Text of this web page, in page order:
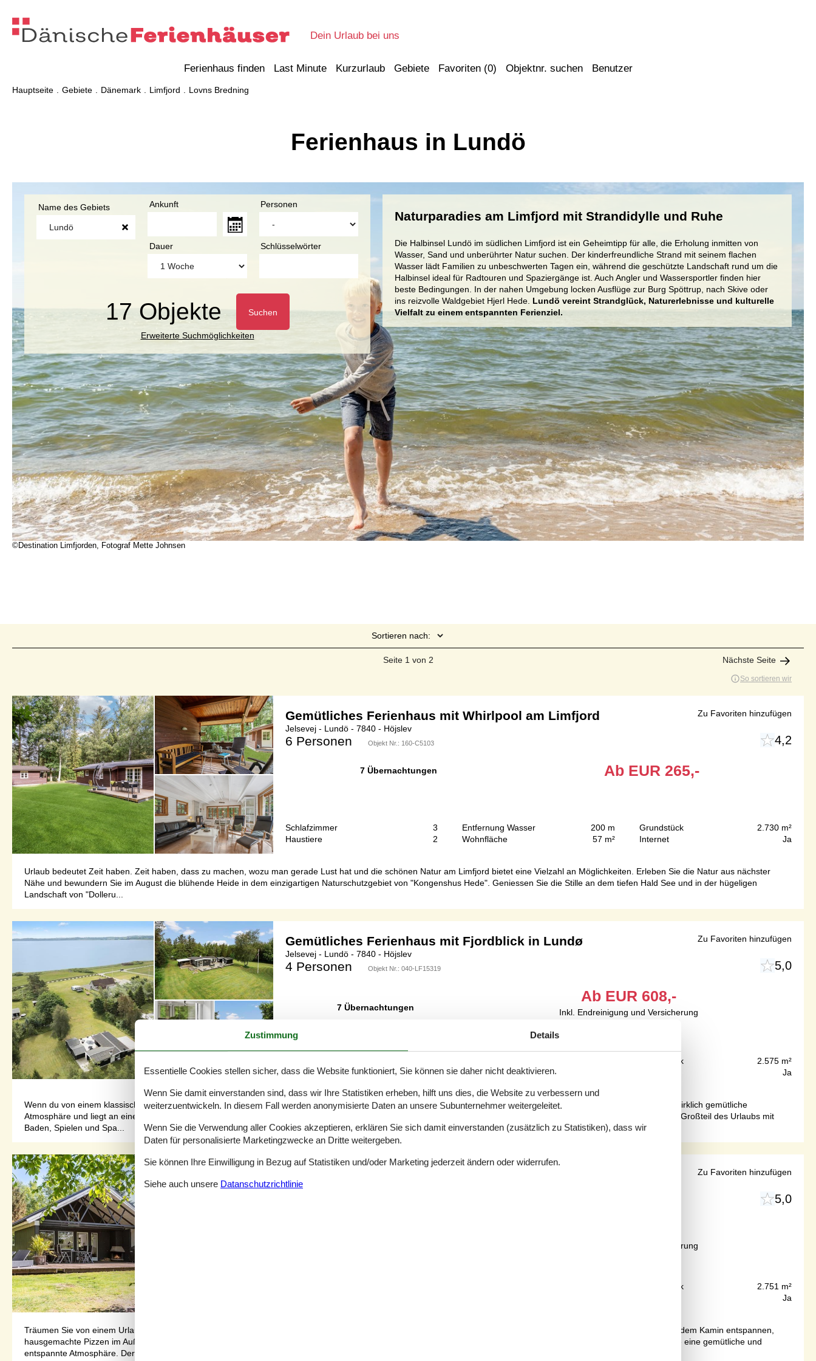
Dein Urlaub bei uns
Ferienhaus finden Last Minute Kurzurlaub Gebiete Favoriten (0) Objektnr. suchen Benutzer
Hauptseite Gebiete Dänemark Limfjord Lovns Bredning
Ferienhaus in Lundö
Naturparadies am Limfjord mit Strandidylle und Ruhe
Die Halbinsel Lundö im südlichen Limfjord ist ein Geheimtipp für alle, die Erholung inmitten von
Wasser, Sand und unberührter Natur suchen. Der kinderfreundliche Strand mit seinem flachen
Wasser lädt Familien zu unbeschwerten Tagen ein, während die geschützte Landschaft rund um die
Halbinsel ideal für Radtouren und Spaziergänge ist. Auch Angler und Wassersportler finden hier
beste Bedingungen. In der nahen Umgebung locken Ausflüge zur Burg Spöttrup, nach Skive oder
ins reizvolle Waldgebiet Hjerl Hede. Lundö vereint Strandglück, Naturerlebnisse und kulturelle
Vielfalt zu einem entspannten Ferienziel.
Name des Gebiets Ankunft
Dauer
Personen
Schlüsselwörter
17 Objekte Suchen
Erweiterte Suchmöglichkeiten
©Destination Limfjorden, Fotograf Mette Johnsen
Sortieren nach:
Seite 1 von 2 Nächste Seite
So sortieren wir
Gemütliches Ferienhaus mit Whirlpool am Limfjord
Jelsevej - Lundö - 7840 - Höjslev
6 Personen Objekt Nr.: 160-C5103 4,2
7 Übernachtungen Ab EUR 265,-
Schlafzimmer
3
Haustiere
2
Entfernung Wasser
200 m
Wohnfläche
57 m²
Grundstück
2.730 m²
Internet
Ja
Urlaub bedeutet Zeit haben. Zeit haben, dass zu machen, wozu man gerade Lust hat und die schönen Natur am Limfjord bietet eine Vielzahl an Möglichkeiten. Erleben Sie die Natur aus nächster
Nähe und bewundern Sie im August die blühende Heide in dem einzigartigen Naturschutzgebiet von "Kongenshus Hede". Geniessen Sie die Stille an dem tiefen Hald See und in der hügeligen
Landschaft von "Dolleru...
Zu Favoriten hinzufügen
Gemütliches Ferienhaus mit Fjordblick in Lundø
Jelsevej - Lundö - 7840 - Höjslev
4 Personen Objekt Nr.: 040-LF15319 5,0
7 Übernachtungen
Ab EUR 608,-
Inkl. Endreinigung und Versicherung
Haustiere
2
Wohnfläche
Grundstück
2.575 m²
Ja
Wenn du von einem klassischen Ferienhausurlaub an der dänischen Küste träumst, solltest du dir unbedingt Jelsevej 319 ansehen. Dieses charmante Holzhaus hat eine wirklich gemütliche
Atmosphäre und liegt an einer ruhigen Straße auf der Halbinsel Lundø mit schönem Blick auf den Limfjord.Willkommen in deinem FerienhausEs liegt natürlich nahe, einen Großteil des Urlaubs mit
Baden, Spielen und Spa...
Zu Favoriten hinzufügen
Jelsevej - Lundö - 7840 - Höjslev
5,0
Inkl. Endreinigung und Versicherung
Grundstück
2.751 m²
Ja
Träumen Sie von einem Urlaub voller Gemütlichkeit, Wärme und schöner Momente? Dann ist dieses Ferienhaus am Hjarbæk Fjord die perfekte Wahl. Hier können Sie vor dem Kamin entspannen,
hausgemachte Pizzen im Außenpizzaofen backen und die Sonne auf der Terrasse in den Liegestühlen genießen.Willkommen in deinem FerienhausIm Inneren erwartet Sie eine gemütliche und
entspannte Atmosphäre. Der offen...
Zu Favoriten hinzufügen
Zustimmung Details
Essentielle Cookies stellen sicher, dass die Website funktioniert, Sie können sie daher nicht deaktivieren.
Wenn Sie damit einverstanden sind, dass wir Ihre Statistiken erheben, hilft uns dies, die Website zu verbessern und
weiterzuentwickeln. In diesem Fall werden anonymisierte Daten an unsere Subunternehmer weitergeleitet.
Wenn Sie die Verwendung aller Cookies akzeptieren, erklären Sie sich damit einverstanden (zusätzlich zu Statistiken), dass wir
Daten für personalisierte Marketingzwecke an Dritte weitergeben.
Sie können Ihre Einwilligung in Bezug auf Statistiken und/oder Marketing jederzeit ändern oder widerrufen.
Siehe auch unsere Datanschutzrichtlinie